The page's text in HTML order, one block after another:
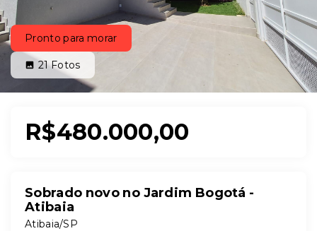
Pronto para morar
21Fotos
R$480.000,00
Sobrado novo no Jardim Bogotá -
Atibaia
Atibaia/SP